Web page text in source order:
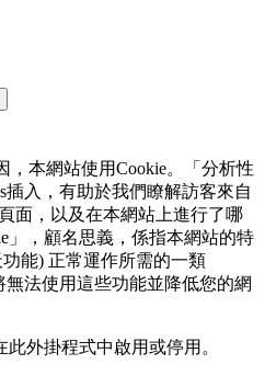
，本網站使用Cookie。「分析性
插入，有助於我們瞭解訪客來自
面，以及在本網站上進行了哪
」，顧名思義，係指本網站的特
能) 正常運作所需的一類
無法使用這些功能並降低您的網
外掛程式中啟用或停用。